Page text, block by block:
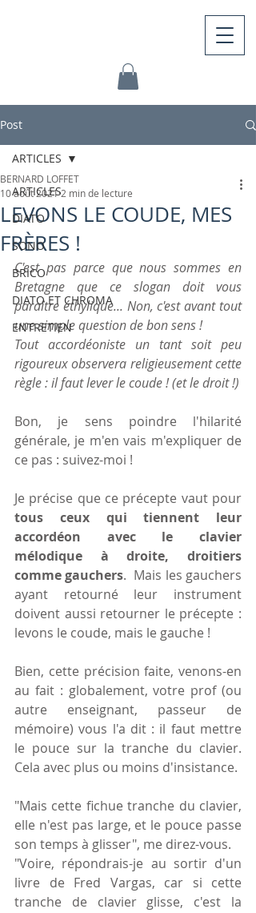
Post
ARTICLES
DIATO
SONO
BRICO
DIATO ET CHROMA
ENTRETIEN
ARTICLES
LEVONS LE COUDE, MES
FRÈRES !
BERNARD LOFFET
10 août 20212 min de lecture
C'est pas parce que nous sommes en
Bretagne que ce slogan doit vous
paraître éthylique... Non, c'est avant tout
une simple question de bon sens !
Tout accordéoniste un tant soit peu
rigoureux observera religieusement cette
règle : il faut lever le coude ! (et le droit !)
Bon, je sens poindre l'hilarité
générale, je m'en vais m'expliquer de
ce pas : suivez-moi !
tous ceux qui tiennent leur
accordéon avec le clavier
mélodique à droite, droitiers
comme gauchers.  Mais les gauchers
ayant retourné leur instrument
doivent aussi retourner le précepte :
levons le coude, mais le gauche !
Bien, cette précision faite, venons-en
au fait : globalement, votre prof (ou
autre enseignant, passeur de
mémoire) vous l'a dit : il faut mettre
le pouce sur la tranche du clavier.
Cela avec plus ou moins d'insistance.
"Mais cette fichue tranche du clavier,
elle n'est pas large, et le pouce passe
son temps à glisser", me direz-vous.
"Voire, répondrais-je au sortir d'un
livre de Fred Vargas, car si cette
tranche de clavier glisse, c'est la